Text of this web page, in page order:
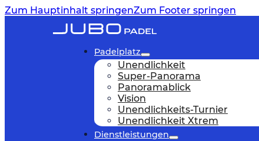
Zum Hauptinhalt springenZum Footer springen
Padelplatz
Unendlichkeit
Super-Panorama
Panoramablick
Vision
Unendlichkeits-Turnier
Unendlichkeit Xtrem
Dienstleistungen